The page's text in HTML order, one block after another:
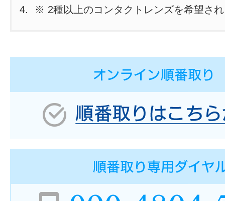
※ 2種以上のコンタクトレンズを希望さ